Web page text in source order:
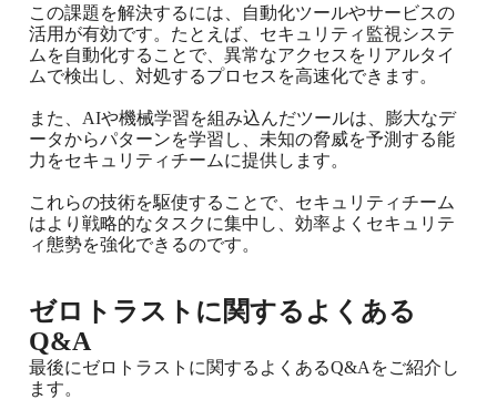
この課題を解決するには、自動化ツールやサービスの
活用が有効です。たとえば、セキュリティ監視システ
ムを自動化することで、異常なアクセスをリアルタイ
ムで検出し、対処するプロセスを高速化できます。
また、AIや機械学習を組み込んだツールは、膨大なデ
ータからパターンを学習し、未知の脅威を予測する能
力をセキュリティチームに提供します。
これらの技術を駆使することで、セキュリティチーム
はより戦略的なタスクに集中し、効率よくセキュリテ
ィ態勢を強化できるのです。
ゼロトラストに関するよくある
Q&A
最後にゼロトラストに関するよくあるQ&Aをご紹介し
ます。